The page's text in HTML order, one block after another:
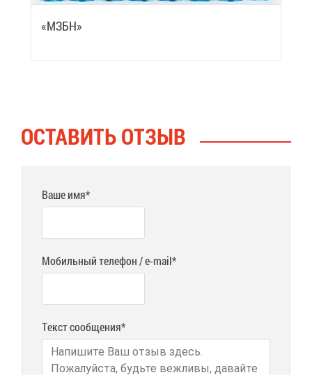
«МЗБН»
ОСТА­ВИТЬ ОТ­ЗЫВ
Ваше имя*
Мобильный телефон / e-mail*
Текст сообщения*